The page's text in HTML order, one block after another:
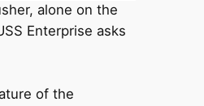
alone on the
Enterprise asks
of the